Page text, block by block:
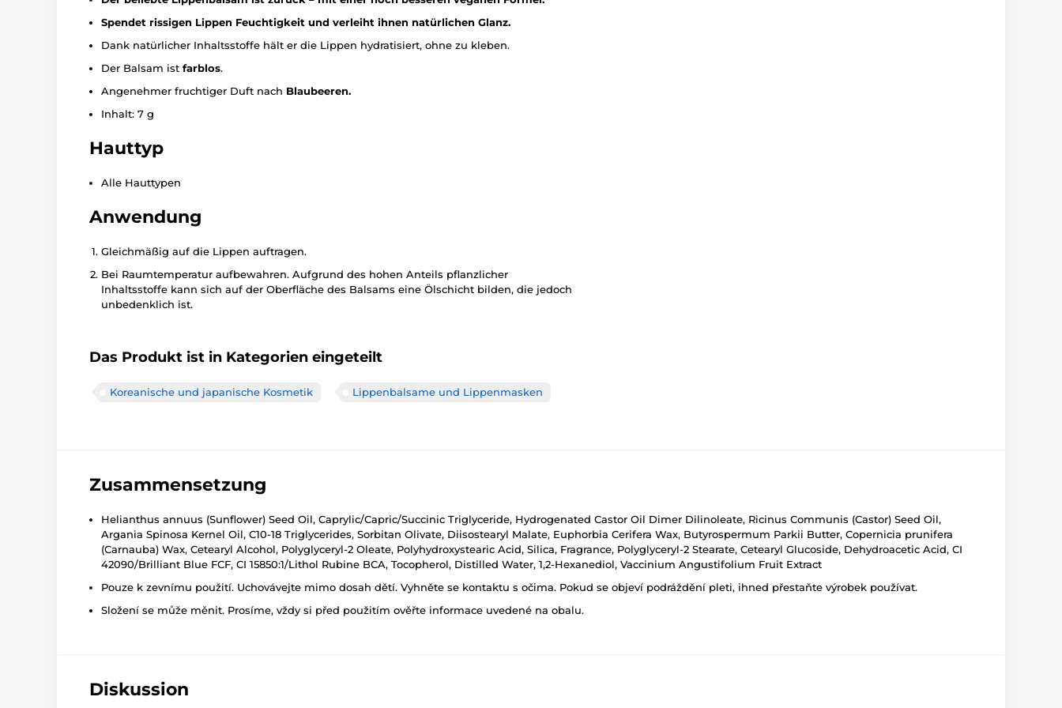
Spendet rissigen Lippen Feuchtigkeit und verleiht ihnen natürlichen Glanz.
Dank natürlicher Inhaltsstoffe hält er die Lippen hydratisiert, ohne zu kleben.
Der Balsam ist farblos.
Angenehmer fruchtiger Duft nach Blaubeeren.
Inhalt: 7 g
Hauttyp
Alle Hauttypen
Anwendung
Gleichmäßig auf die Lippen auftragen.
Bei Raumtemperatur aufbewahren. Aufgrund des hohen Anteils pflanzlicher
Inhaltsstoffe kann sich auf der Oberfläche des Balsams eine Ölschicht bilden, die jedoch
unbedenklich ist.
Das Produkt ist in Kategorien eingeteilt
Koreanische und japanische Kosmetik Lippenbalsame und Lippenmasken
Zusammensetzung
Helianthus annuus (Sunflower) Seed Oil, Caprylic/Capric/Succinic Triglyceride, Hydrogenated Castor Oil Dimer Dilinoleate, Ricinus Communis (Castor) Seed Oil,
Argania Spinosa Kernel Oil, C10-18 Triglycerides, Sorbitan Olivate, Diisostearyl Malate, Euphorbia Cerifera Wax, Butyrospermum Parkii Butter, Copernicia prunifera
(Carnauba) Wax, Cetearyl Alcohol, Polyglyceryl-2 Oleate, Polyhydroxystearic Acid, Silica, Fragrance, Polyglyceryl-2 Stearate, Cetearyl Glucoside, Dehydroacetic Acid, CI
42090/Brilliant Blue FCF, CI 15850:1/Lithol Rubine BCA, Tocopherol, Distilled Water, 1,2-Hexanediol, Vaccinium Angustifolium Fruit Extract
Pouze k zevnímu použití. Uchovávejte mimo dosah dětí. Vyhněte se kontaktu s očima. Pokud se objeví podráždění pleti, ihned přestaňte výrobek používat.
Složení se může měnit. Prosíme, vždy si před použitím ověřte informace uvedené na obalu.
Diskussion